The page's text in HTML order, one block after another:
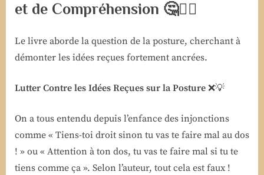
et de Compréhension 🤔🚶‍♀️
Le livre aborde la question de la posture, cherchant à
démonter les idées reçues fortement ancrées.
Lutter Contre les Idées Reçues sur la Posture ❌💡
On a tous entendu depuis l’enfance des injonctions
comme « Tiens-toi droit sinon tu vas te faire mal au dos
! » ou « Attention à ton dos, tu vas te faire mal si tu te
tiens comme ça ». Selon l’auteur, tout cela est faux !